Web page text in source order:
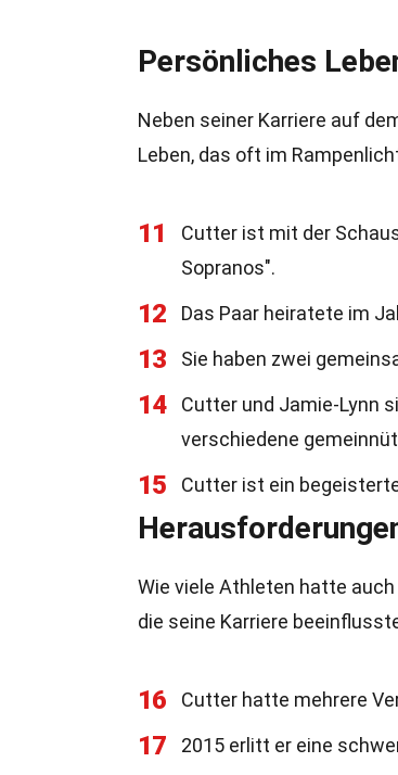
Persönliches
Neben seiner Karriere auf
Leben, das oft im
11 Cutter ist mit der
Sopranos".
12 Das Paar heiratete im
13 Sie haben zwei
14
Cutter und Jamie-Lynn
verschiedene
15 Cutter ist ein
Wie viele Athleten hatte
die seine Karriere
16 Cutter hatte mehrere
17 2015 erlitt er eine